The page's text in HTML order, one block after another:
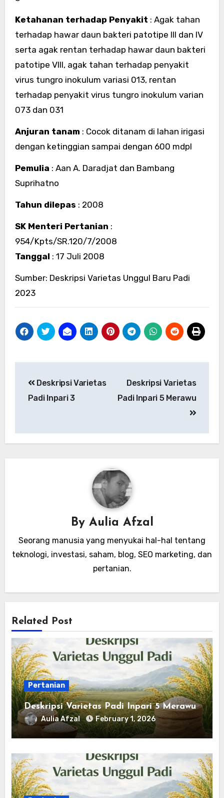
Ketahanan terhadap Penyakit : Agak tahan
terhadap hawar daun bakteri patotipe III dan IV
serta agak rentan terhadap hawar daun bakteri
patotipe VIII, agak tahan terhadap penyakit
virus tungro inokulum variasi 013, rentan
terhadap penyakit virus tungro inokulum varian
073 dan 031
Anjuran tanam : Cocok ditanam di lahan irigasi
dengan ketinggian sampai dengan 600 mdpl
Pemulia : Aan A. Daradjat dan Bambang
Suprihatno
Tahun dilepas : 2008
SK Menteri Pertanian :
954/Kpts/SR.120/7/2008
Tanggal : 17 Juli 2008
Sumber: Deskripsi Varietas Unggul Baru Padi
2023
navigation
Deskripsi Varietas
Padi Inpari 3
Deskripsi Varietas
Padi Inpari 5 Merawu
By Aulia Afzal
Seorang manusia yang menyukai hal-hal tentang
teknologi, investasi, saham, blog, SEO marketing, dan
pertanian.
Related Post
Pertanian
Deskripsi Varietas Padi Inpari 5 Merawu
Aulia Afzal February 1, 2026